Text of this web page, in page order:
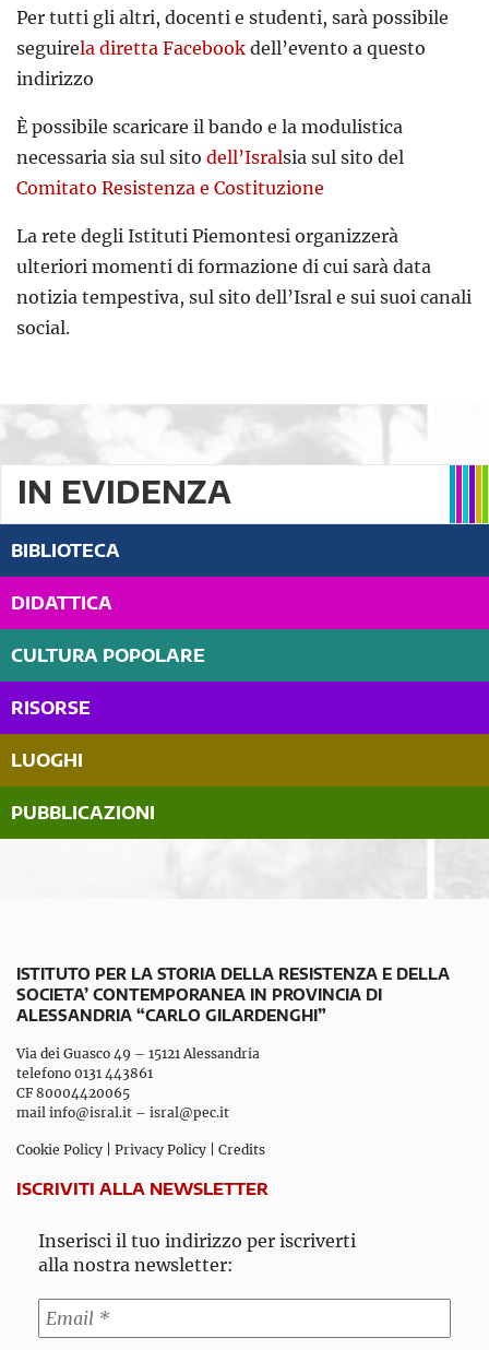
Per tutti gli altri, docenti e studenti, sarà possibile
seguirela diretta Facebook dell’evento a questo
indirizzo
È possibile scaricare il bando e la modulistica
necessaria sia sul sito dell’Isralsia sul sito del
Comitato Resistenza e Costituzione
La rete degli Istituti Piemontesi organizzerà
ulteriori momenti di formazione di cui sarà data
notizia tempestiva, sul sito dell’Isral e sui suoi canali
social.
IN EVIDENZA
BIBLIOTECA
DIDATTICA
CULTURA POPOLARE
RISORSE
LUOGHI
PUBBLICAZIONI
ISTITUTO PER LA STORIA DELLA RESISTENZA E DELLA
SOCIETA’ CONTEMPORANEA IN PROVINCIA DI
ALESSANDRIA “CARLO GILARDENGHI”
Via dei Guasco 49 – 15121 Alessandria
telefono 0131 443861
CF 80004420065
mail info@isral.it – isral@pec.it
Cookie Policy Privacy Policy Credits
ISCRIVITI ALLA NEWSLETTER
Inserisci il tuo indirizzo per iscriverti
alla nostra newsletter: